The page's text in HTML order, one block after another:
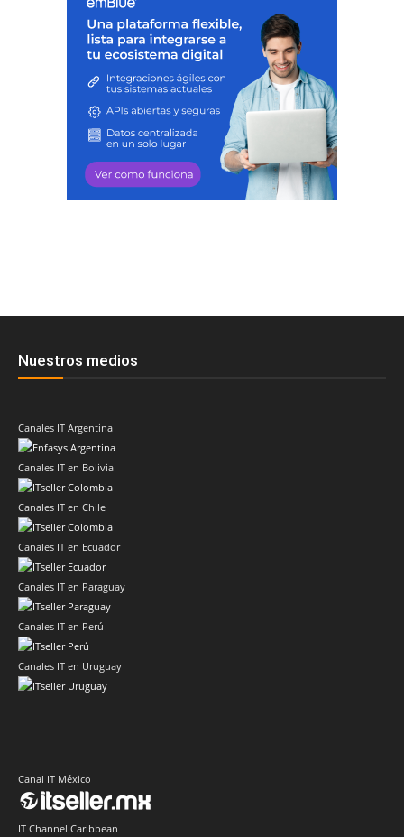
Nuestros medios
Canales IT Argentina
Canales IT en Bolivia
Canales IT en Chile
Canales IT en Ecuador
Canales IT en Paraguay
Canales IT en Perú
Canales IT en Uruguay
Canal IT México
IT Channel Caribbean